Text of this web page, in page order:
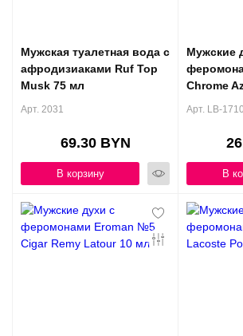
Мужская туалетная вода с
афродизиаками Ruf Top
Musk 75 мл
Арт. 2031
69.30 BYN
В корзину
Мужские
Chrome
Арт. LB-
В